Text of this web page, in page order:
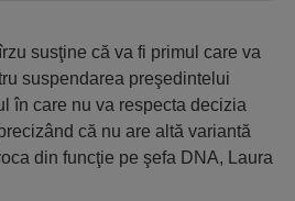
susţine că va fi primul care va
suspendarea preşedintelui
în care nu va respecta decizia
că nu are altă variantă
din funcţie pe şefa DNA, Laura